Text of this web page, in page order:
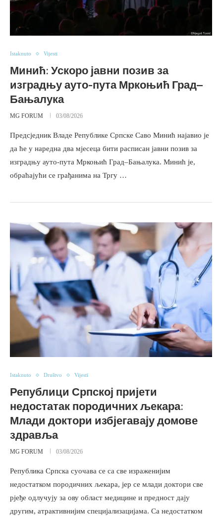
Istaknuto Vijesti
Минић: Ускоро јавни позив за
изградњу ауто-пута Мркоњић Град–
Бањалука
MG FORUM 03/08/2026
Предсједник Владе Републике Српске Саво Минић најавио је
да ће у наредна два мјесеца бити расписан јавни позив за
изградњу ауто-пута Мркоњић Град–Бањалука. Минић је,
обраћајући се грађанима на Тргу …
Istaknuto Društvo Vijesti
Републици Српској пријети
недостатак породичних љекара:
Млади доктори избјегавају домове
здравља
MG FORUM 03/08/2026
Република Српска суочава се са све израженијим
недостатком породичних љекара, јер се млади доктори све
рјеђе одлучују за ову област медицине и предност дају
другим, атрактивнијим специјализацијама. Са недостатком